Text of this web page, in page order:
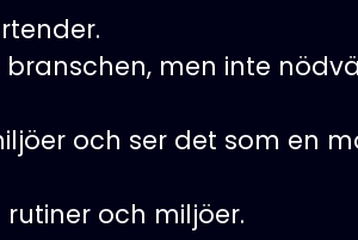
men inte
och ser det som en
och miljöer.